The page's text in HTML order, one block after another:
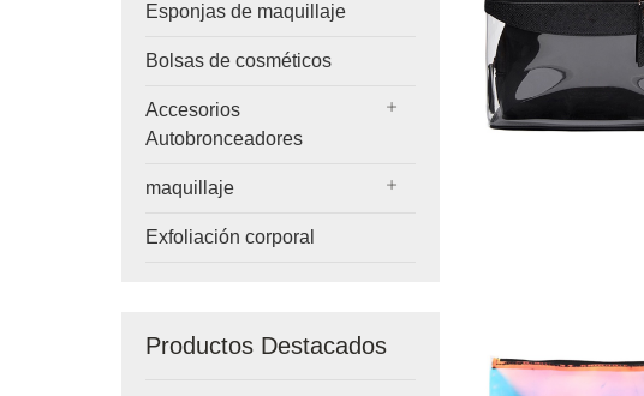
Esponjas de maquillaje
Bolsas de cosméticos
Accesorios
Autobronceadores
maquillaje
Exfoliación corporal
Productos Destacados